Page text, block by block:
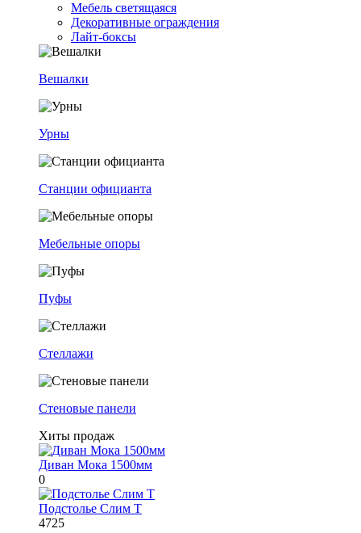
Мебель светящаяся
Декоративные ограждения
Лайт-боксы
Вешалки
Урны
Станции официанта
Мебельные опоры
Пуфы
Стеллажи
Стеновые панели
Хиты продаж
Диван Мока 1500мм
0
Подстолье Слим Т
4725